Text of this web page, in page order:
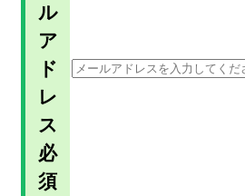
ル
ア
ド
レ
ス
必
須